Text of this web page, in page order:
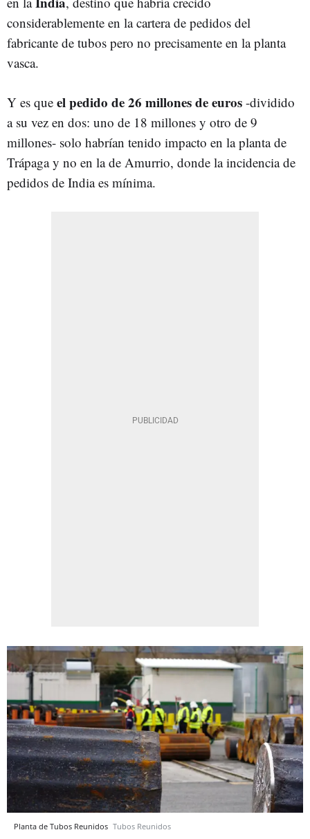
considerablemente en la cartera de pedidos del
fabricante de tubos pero no precisamente en la planta
vasca.
Y es que el pedido de 26 millones de euros -dividido
a su vez en dos: uno de 18 millones y otro de 9
millones- solo habrían tenido impacto en la planta de
Trápaga y no en la de Amurrio, donde la incidencia de
pedidos de India es mínima.
Planta de Tubos Reunidos Tubos Reunidos